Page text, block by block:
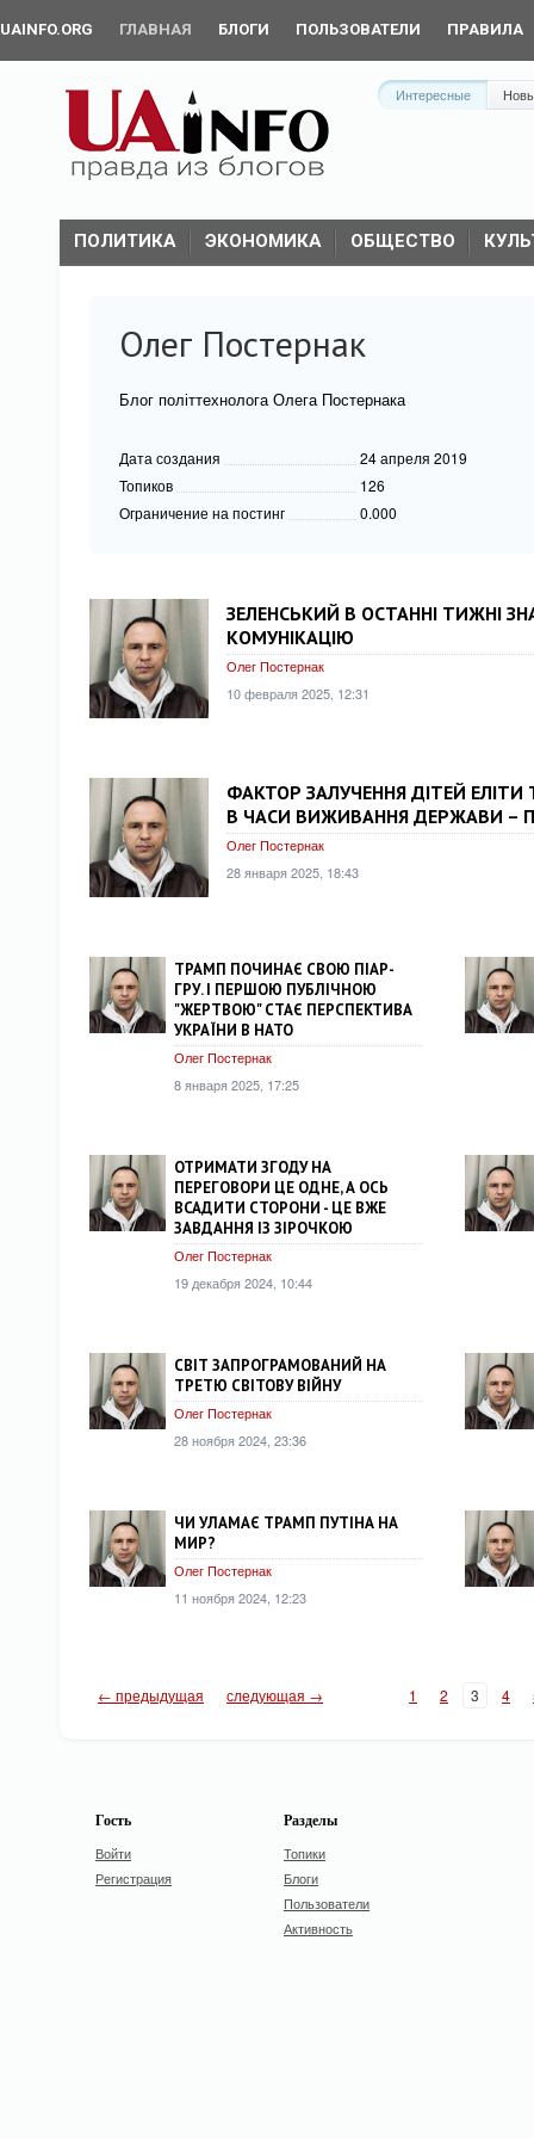
UAINFO.ORG ГЛАВНАЯ БЛОГИ ПОЛЬЗОВАТЕЛИ ПРАВИЛА
Интересные
ПОЛИТИКА ЭКОНОМИКА ОБЩЕСТВО
Олег Постернак
Блог політтехнолога Олега Постернака
Дата создания
24 апреля 2019
Топиков
126
Ограничение на постинг
0.000
ЗЕЛЕНСЬКИЙ В ОСТАННІ ТИЖНІ
КОМУНІКАЦІЮ
Олег Постернак
10 февраля 2025, 12:31
ФАКТОР ЗАЛУЧЕННЯ ДІТЕЙ
В ЧАСИ ВИЖИВАННЯ ДЕРЖАВИ –
Олег Постернак
28 января 2025, 18:43
ТРАМП ПОЧИНАЄ СВОЮ ПІАР-
ГРУ. І ПЕРШОЮ ПУБЛІЧНОЮ
"ЖЕРТВОЮ" СТАЄ ПЕРСПЕКТИВА
УКРАЇНИ В НАТО
Олег Постернак
8 января 2025, 17:25
ОТРИМАТИ ЗГОДУ НА
ПЕРЕГОВОРИ ЦЕ ОДНЕ, А ОСЬ
ВСАДИТИ СТОРОНИ - ЦЕ ВЖЕ
ЗАВДАННЯ ІЗ ЗІРОЧКОЮ
Олег Постернак
19 декабря 2024, 10:44
СВІТ ЗАПРОГРАМОВАНИЙ НА
ТРЕТЮ СВІТОВУ ВІЙНУ
Олег Постернак
28 ноября 2024, 23:36
ЧИ УЛАМАЄ ТРАМП ПУТІНА НА
МИР?
Олег Постернак
11 ноября 2024, 12:23
← предыдущая следующая → 1 2 3 4
Гость
Войти
Регистрация
Разделы
Топики
Блоги
Пользователи
Активность